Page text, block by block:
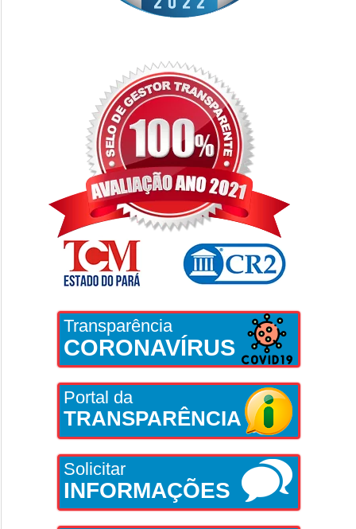
Transparência
CORONAVÍRUS
Portal da
TRANSPARÊNCIA
Solicitar
INFORMAÇÕES